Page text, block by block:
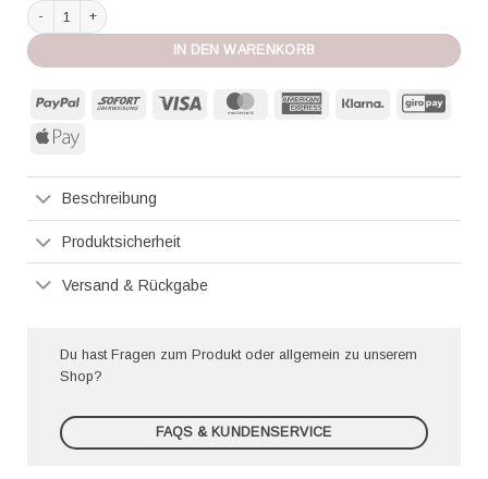
Laetitia Beachwear Bikini cielo Menge
IN DEN WARENKORB
PayPal Sofort MasterCard American
Klarna
Apple
Beschreibung
Produktsicherheit
Versand & Rückgabe
Du hast Fragen zum Produkt oder allgemein zu unserem
Shop?
FAQS & KUNDENSERVICE